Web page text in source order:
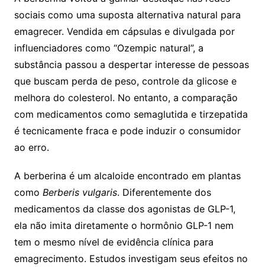
sociais como uma suposta alternativa natural para
emagrecer. Vendida em cápsulas e divulgada por
influenciadores como “Ozempic natural”, a
substância passou a despertar interesse de pessoas
que buscam perda de peso, controle da glicose e
melhora do colesterol. No entanto, a comparação
com medicamentos como semaglutida e tirzepatida
é tecnicamente fraca e pode induzir o consumidor
ao erro.
A berberina é um alcaloide encontrado em plantas
como Berberis vulgaris. Diferentemente dos
medicamentos da classe dos agonistas de GLP-1,
ela não imita diretamente o hormônio GLP-1 nem
tem o mesmo nível de evidência clínica para
emagrecimento. Estudos investigam seus efeitos no